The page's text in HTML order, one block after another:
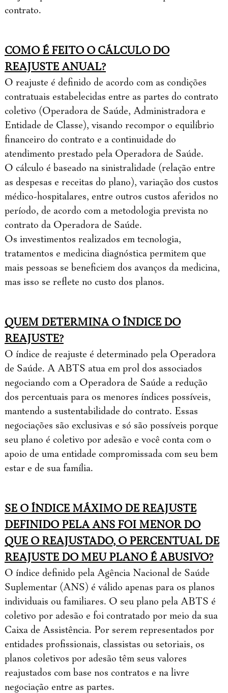
contrato.
COMO É FEITO O CÁLCULO DO
REAJUSTE ANUAL?
O reajuste é definido de acordo com as condições
contratuais estabelecidas entre as partes do contrato
coletivo (Operadora de Saúde, Administradora e
Entidade de Classe), visando recompor o equilíbrio
financeiro do contrato e a continuidade do
atendimento prestado pela Operadora de Saúde.
O cálculo é baseado na sinistralidade (relação entre
as despesas e receitas do plano), variação dos custos
médico-hospitalares, entre outros custos aferidos no
período, de acordo com a metodologia prevista no
contrato da Operadora de Saúde.
Os investimentos realizados em tecnologia,
tratamentos e medicina diagnóstica permitem que
mais pessoas se beneficiem dos avanços da medicina,
mas isso se reflete no custo dos planos.
QUEM DETERMINA O ÍNDICE DO
REAJUSTE?
O índice de reajuste é determinado pela Operadora
de Saúde. A ABTS atua em prol dos associados
negociando com a Operadora de Saúde a redução
dos percentuais para os menores índices possíveis,
mantendo a sustentabilidade do contrato. Essas
negociações são exclusivas e só são possíveis porque
seu plano é coletivo por adesão e você conta com o
apoio de uma entidade compromissada com seu bem
estar e de sua família.
SE O ÍNDICE MÁXIMO DE REAJUSTE
DEFINIDO PELA ANS FOI MENOR DO
QUE O REAJUSTADO, O PERCENTUAL DE
REAJUSTE DO MEU PLANO É ABUSIVO?
O índice definido pela Agência Nacional de Saúde
Suplementar (ANS) é válido apenas para os planos
individuais ou familiares. O seu plano pela ABTS é
coletivo por adesão e foi contratado por meio da sua
Caixa de Assistência. Por serem representados por
entidades profissionais, classistas ou setoriais, os
planos coletivos por adesão têm seus valores
reajustados com base nos contratos e na livre
negociação entre as partes.